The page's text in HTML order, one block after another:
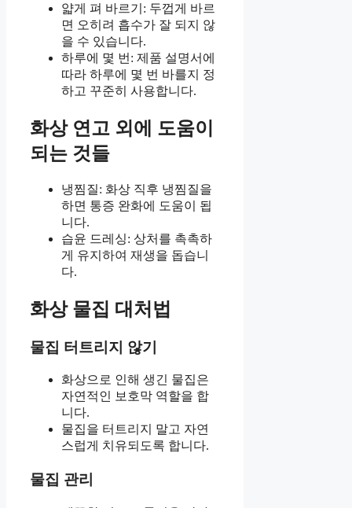
얇게 펴 바르기: 두껍게 바르
면 오히려 흡수가 잘 되지 않
을 수 있습니다.
하루에 몇 번: 제품 설명서에
따라 하루에 몇 번 바를지 정
하고 꾸준히 사용합니다.
화상 연고 외에 도움이
되는 것들
냉찜질: 화상 직후 냉찜질을
하면 통증 완화에 도움이 됩
니다.
습윤 드레싱: 상처를 촉촉하
게 유지하여 재생을 돕습니
다.
화상 물집 대처법
물집 터트리지 않기
화상으로 인해 생긴 물집은
자연적인 보호막 역할을 합
니다.
물집을 터트리지 말고 자연
스럽게 치유되도록 합니다.
물집 관리